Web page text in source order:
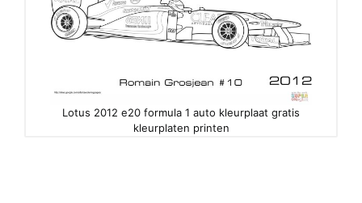
Lotus 2012 e20 formula 1 auto kleurplaat gratis
kleurplaten printen